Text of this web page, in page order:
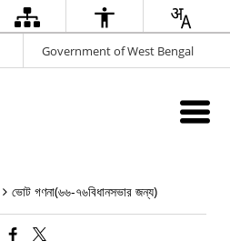
Government of West Bengal
ভোট গণনা(৬৬-৭৬বিধানসভার জন্য)